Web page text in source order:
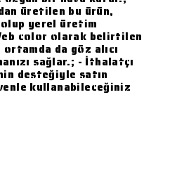
üretilen bu ürün,
yerel üretim
color olarak belirtilen
da göz alıcı
sağlar.; - İthalatçı
desteğiyle satın
kullanabileceğiniz